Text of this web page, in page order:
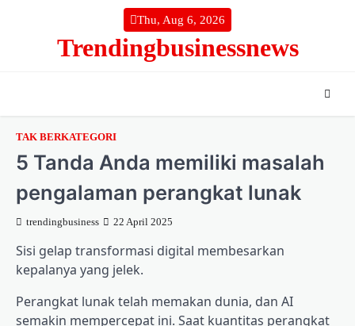
Thu, Aug 6, 2026
Trendingbusinessnews
TAK BERKATEGORI
5 Tanda Anda memiliki masalah
pengalaman perangkat lunak
trendingbusiness 22 April 2025
Sisi gelap transformasi digital membesarkan
kepalanya yang jelek.
Perangkat lunak telah memakan dunia, dan AI
semakin mempercepat ini. Saat kuantitas perangkat